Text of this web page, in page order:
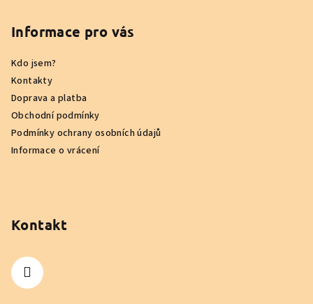
Informace pro vás
Kdo jsem?
Kontakty
Doprava a platba
Obchodní podmínky
Podmínky ochrany osobních údajů
Informace o vrácení
Kontakt